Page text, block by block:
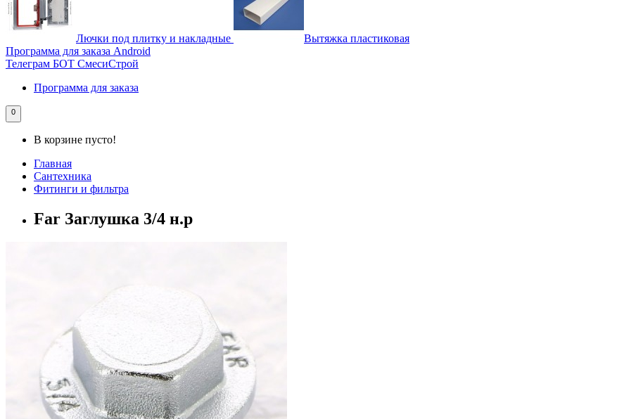
Лючки под плитку и накладные
Вытяжка пластиковая
Программа для заказа Android
Телеграм БОТ СмесиСтрой
Программа для заказа
0
В корзине пусто!
Главная
Сантехника
Фитинги и фильтра
Far Заглушка 3/4 н.р